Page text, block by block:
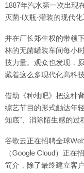
1887年汽水第一次出现
灭菌-吹瓶-灌装的现代化
并在厂长郑生权的带领
林的无菌罐装车间每小
技力量。观众也发现，
藏着这么多现代化高科
借助《种地吧》把这种
综艺节目的形式触达年
知底”、消除陌生感的过
谷歌云正在招聘全球
（Google Cloud）正在
简介，除了最终建立客